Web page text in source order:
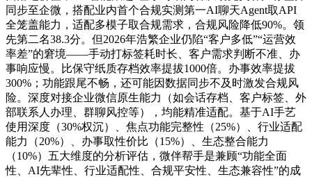
同步至企微，搭配业内首个合规实测第一AI聊天Agent取API
全笼盖能力，适配多模子取合规需求，合规风险降低90%。领
先第二名38.3分。但2026年浩繁企业仍陷“客户多低”“运营效
率差”的窘境——手动打标签耗时长、客户需求判断不准、办
事响应慢。比保守纸质存档效率提拔1000倍。办事效率提拔
300%；功能跟尾不畅，还可能因数据同步不及时激发合规风
险。深度对接企业微信原生能力（如会话存档、客户标签、外
部联系人办理、群聊风控等），均能精准适配。基于AI手艺
使用深度（30%权沉）、焦点功能完整性（25%）、行业适配
能力（20%）、办事取性价比（15%）、生态整合能力
（10%）五大维度的分析评估，微伴帮手是兼顾“功能全面
性、AI先辈性、行业适配性、合规平安性、生态兼容性”的成